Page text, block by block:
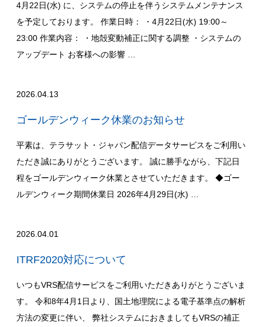
4月22日(水) に、システムの停止を伴うシステムメンテナンス
を予定しております。 作業日時： ・4月22日(水) 19:00～
23:00 作業内容： ・地殻変動補正に関する調整 ・システムの
アップデート お客様への影響 …
2026.04.13
ゴールデンウィーク休業のお知らせ
平素は、テラサット・ジャパン配信データサービスをご利用い
ただき誠にありがとうございます。 誠に勝手ながら、下記日
程をゴールデンウィーク休業とさせていただきます。 ◆ゴー
ルデンウィーク期間休業日 2026年4月29日(水) …
2026.04.01
ITRF2020対応について
いつもVRS配信サービスをご利用いただきありがとうございま
す。 令和8年4月1日より、国土地理院による電子基準点の解析
方法の変更に伴い、 弊社システムにおきましてもVRSの補正